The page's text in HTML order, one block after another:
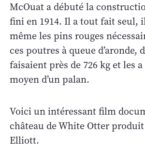
McOuat a débuté la
fini en 1914. Il a tout fait seul,
même les pins rouges
ces poutres à queue d’aronde,
faisaient près de 726 kg et les a
moyen d’un palan.
Voici un intéressant film
château de White Otter
Elliott.